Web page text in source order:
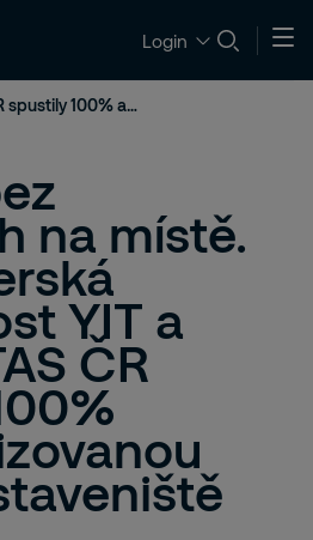
Login
YIT a SECURITAS ČR spustily 100% automatizovanou ostrahu staveniště
na místě.
YIT a
ČR